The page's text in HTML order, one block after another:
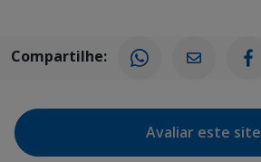
Compartilhe:
Avaliar este site